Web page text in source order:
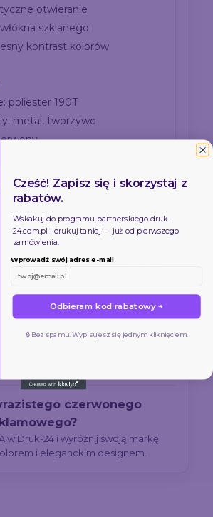
otwieranie
szklanego
kontrast kolorów
poliester 190T
metal, tworzywo
na warunki atmosferyczne
warto wybrać Druk-24?
Zastosowania
Personalizacja
czerwonego
w Druk-24 i wyróżnij swoją markę
i eleganckim designem.
Cześć! Zapisz się i skorzystaj z
rabatów.
Wskakuj do programu partnerskiegodruk-
24.com.pl i drukuj taniej — już od pierwszego
zamówienia.
Wprowadź swój adres e-mail
Odbieram kod rabatowy →
🔒 Bez spamu. Wypisujesz się jednym kliknięciem.